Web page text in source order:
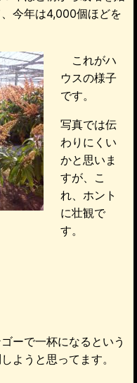
今年は4,000個ほどを
これがハ
ウスの様子
です。
写真では伝
わりにくい
かと思いま
すが、こ
れ、ホント
に壮観で
す。
ーで一杯になるという
ようと思ってます。